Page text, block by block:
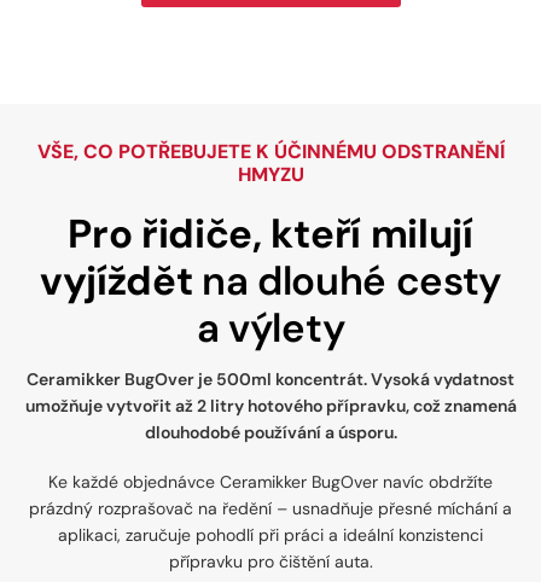
VŠE, CO POTŘEBUJETE K ÚČINNÉMU ODSTRANĚNÍ
HMYZU
Pro řidiče, kteří milují
vyjíždět na dlouhé cesty
a výlety
Ceramikker BugOver je 500ml koncentrát. Vysoká vydatnost
umožňuje vytvořit až 2 litry hotového přípravku, což znamená
dlouhodobé používání a úsporu.
Ke každé objednávce Ceramikker BugOver navíc obdržíte
prázdný rozprašovač na ředění – usnadňuje přesné míchání a
aplikaci, zaručuje pohodlí při práci a ideální konzistenci
přípravku pro čištění auta.